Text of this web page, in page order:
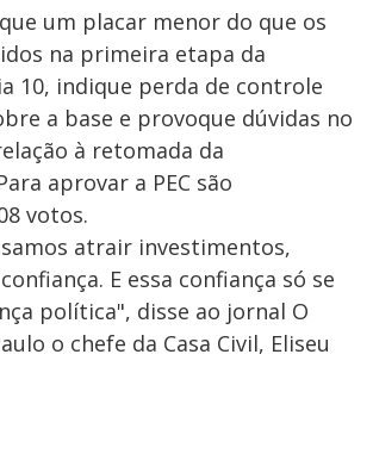
um placar menor do que os
na primeira etapa da
10, indique perda de controle
a base e provoque dúvidas no
à retomada da
aprovar a PEC são
votos.
atrair investimentos,
E essa confiança só se
política", disse ao jornal O
o chefe da Casa Civil, Eliseu